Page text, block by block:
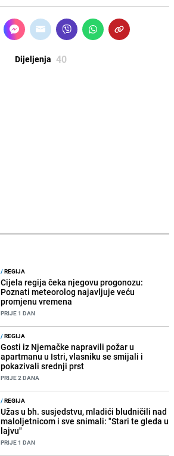
Dijeljenja 40
/REGIJA
Cijela regija čeka njegovu progonozu:
Poznati meteorolog najavljuje veću
promjenu vremena
PRIJE 1 DAN
/REGIJA
Gosti iz Njemačke napravili požar u
apartmanu u Istri, vlasniku se smijali i
pokazivali srednji prst
PRIJE 2 DANA
/REGIJA
Užas u bh. susjedstvu, mladići bludničili nad
maloljetnicom i sve snimali: "Stari te gleda u
lajvu"
PRIJE 1 DAN